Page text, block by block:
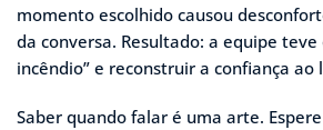
momento escolhido causou
da conversa. Resultado: a equipe teve
incêndio” e reconstruir a confiança ao
Saber quando falar é uma arte.